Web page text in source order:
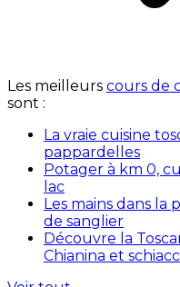
Les meilleurs cours de
sont :
La vraie cuisine
pappardelles
Potager à km 0,
lac
Les mains dans la
de sanglier
Découvre la
Chianina et